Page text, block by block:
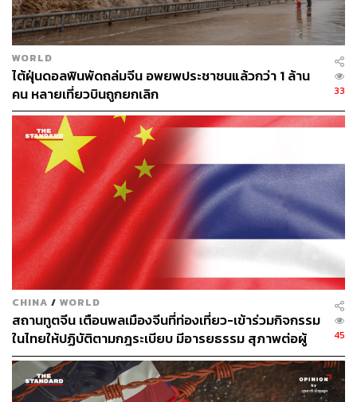
WORLD
ไต้ฝุ่นดอลฟินพัดถล่มจีน อพยพประชาชนแล้วกว่า 1 ล้าน
คน หลายเที่ยวบินถูกยกเลิก
33
CHINA / WORLD
สถานทูตจีน เตือนพลเมืองจีนที่ท่องเที่ยว-เข้าร่วมกิจกรรม
ในไทยให้ปฏิบัติตามกฎระเบียบ มีอารยธรรม สุภาพต่อผู้
อื่น
45